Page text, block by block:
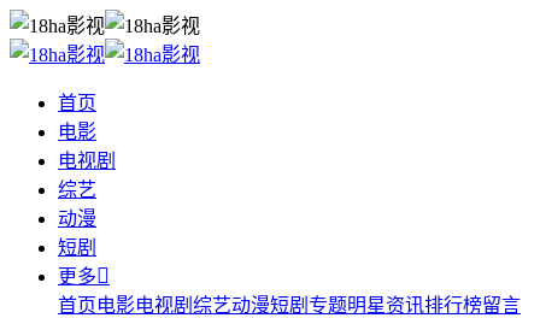
首页
电影
电视剧
综艺
动漫
短剧
更多
首页电影电视剧 综艺动漫短剧 专题明星资讯排行榜留言